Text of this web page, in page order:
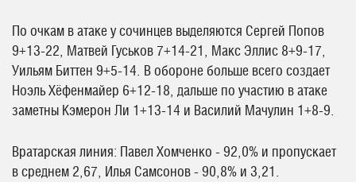
По очкам в атаке у сочинцев выделяются Сергей Попов
9+13-22, Матвей Гуськов 7+14-21, Макс Эллис 8+9-17,
Уильям Биттен 9+5-14. В обороне больше всего создает
Ноэль Хёфенмайер 6+12-18, дальше по участию в атаке
заметны Кэмерон Ли 1+13-14 и Василий Мачулин 1+8-9.
Вратарская линия: Павел Хомченко - 92,0% и пропускает
в среднем 2,67, Илья Самсонов - 90,8% и 3,21.